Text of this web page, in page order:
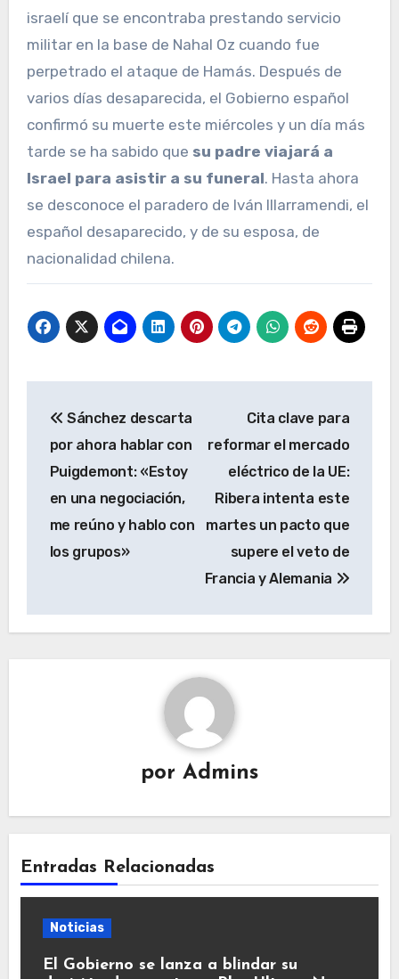
israelí que se encontraba prestando servicio
militar en la base de Nahal Oz cuando fue
perpetrado el ataque de Hamás. Después de
varios días desaparecida, el Gobierno español
confirmó su muerte este miércoles y un día más
tarde se ha sabido que su padre viajará a
Israel para asistir a su funeral. Hasta ahora
se desconoce el paradero de Iván Illarramendi, el
español desaparecido, y de su esposa, de
nacionalidad chilena.
de
entradas
Sánchez descarta
por ahora hablar con
Puigdemont: «Estoy
en una negociación,
me reúno y hablo con
los grupos»
Cita clave para
reformar el mercado
eléctrico de la UE:
Ribera intenta este
martes un pacto que
supere el veto de
Francia y Alemania
por Admins
Entradas Relacionadas
Noticias
El Gobierno se lanza a blindar su